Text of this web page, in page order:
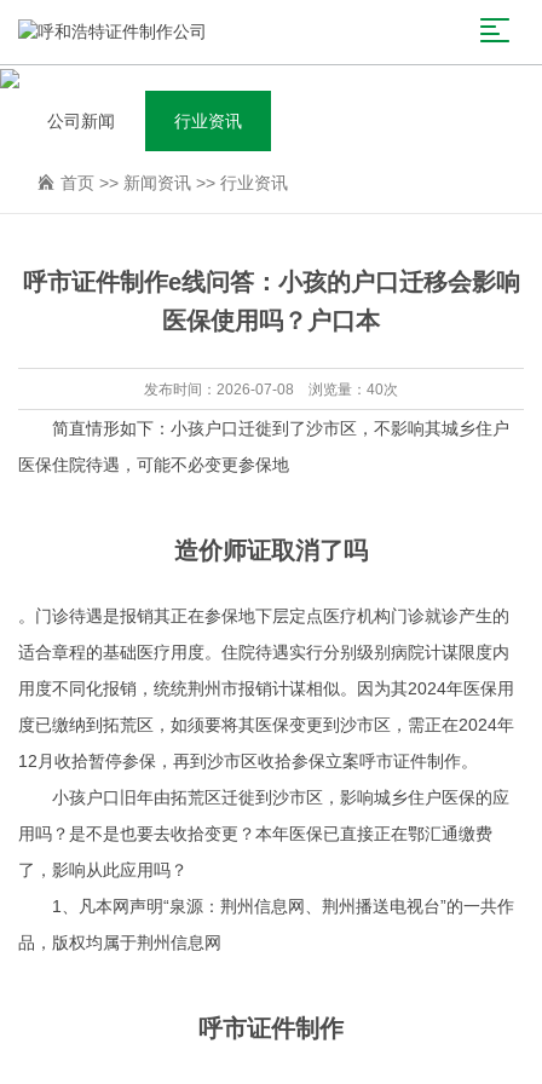
公司新闻 行业资讯
首页 >> 新闻资讯 >> 行业资讯
呼市证件制作e线问答：小孩的户口迁移会影响
医保使用吗？户口本
发布时间：2026-07-08 浏览量：40次
简直情形如下：小孩户口迁徙到了沙市区，不影响其城乡住户
医保住院待遇，可能不必变更参保地
造价师证取消了吗
。门诊待遇是报销其正在参保地下层定点医疗机构门诊就诊产生的
适合章程的基础医疗用度。住院待遇实行分别级别病院计谋限度内
用度不同化报销，统统荆州市报销计谋相似。因为其2024年医保用
度已缴纳到拓荒区，如须要将其医保变更到沙市区，需正在2024年
12月收拾暂停参保，再到沙市区收拾参保立案呼市证件制作。
小孩户口旧年由拓荒区迁徙到沙市区，影响城乡住户医保的应
用吗？是不是也要去收拾变更？本年医保已直接正在鄂汇通缴费
了，影响从此应用吗？
1、凡本网声明“泉源：荆州信息网、荆州播送电视台”的一共作
品，版权均属于荆州信息网
呼市证件制作